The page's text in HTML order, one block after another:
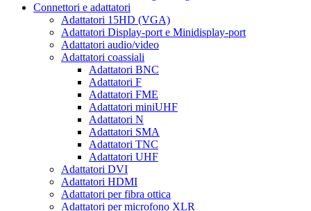
Connettori e adattatori
Adattatori 15HD (VGA)
Adattatori Display-port e Minidisplay-port
Adattatori audio/video
Adattatori coassiali
Adattatori BNC
Adattatori F
Adattatori FME
Adattatori miniUHF
Adattatori N
Adattatori SMA
Adattatori TNC
Adattatori UHF
Adattatori DVI
Adattatori HDMI
Adattatori per fibra ottica
Adattatori per microfono XLR